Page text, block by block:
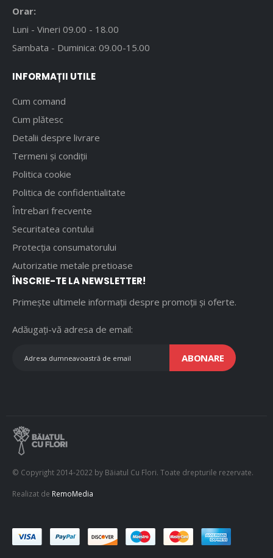
Orar:
Luni - Vineri 09.00 - 18.00
Sambata - Duminica: 09.00-15.00
INFORMAȚII UTILE
Cum comand
Cum plătesc
Detalii despre livrare
Termeni și condiții
Politica cookie
Politica de confidentialitate
Întrebari frecvente
Securitatea contului
Protecția consumatorului
Autorizatie metale pretioase
ÎNSCRIE-TE LA NEWSLETTER!
Primește ultimele informații despre promoții și oferte.
Adăugați-vă adresa de email:
ABONARE
© Copyright 2014-2022 by Băiatul Cu Flori. Toate drepturile rezervate.
Realizat de RemoMedia